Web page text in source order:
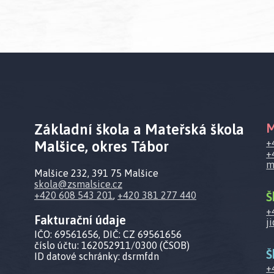
Základní škola a Mateřská škola
Malšice, okres Tábor
Malšice 232, 391 75 Malšice
skola@zsmalsice.cz
+420 608 543 201, +420 381 277 440
Fakturační údaje
IČO: 69561656, DIČ: CZ 69561656
číslo účtu: 162052911/0300 (ČSOB)
ID datové schránky: dsrmfdn